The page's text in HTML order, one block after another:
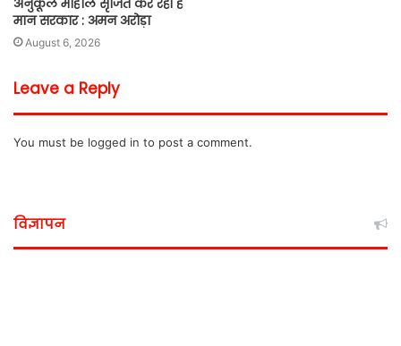
मान सरकार : अमन अरोड़ा
August 6, 2026
Leave a Reply
You must be logged in to post a comment.
विज्ञापन